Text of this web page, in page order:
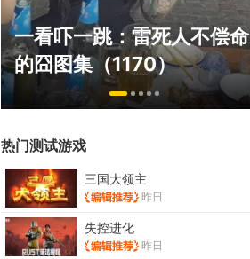
绅士日报：国游泳装皮涩度
拉爆了！大雷熟女上演蒙眼
play
热门测试游戏
三国大领主
昨日
失控进化
昨日